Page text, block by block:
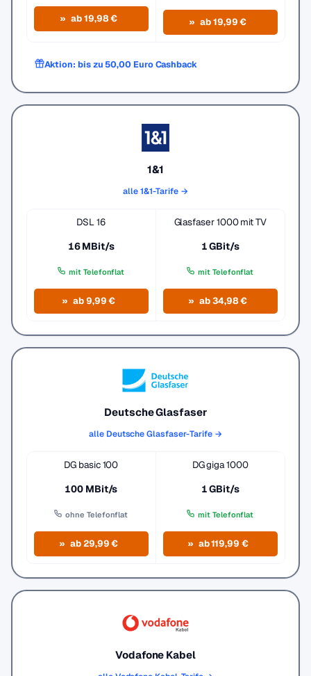
ab 19,98 € ab 19,99 €
Aktion: bis zu 50,00 Euro Cashback
1&1
alle 1&1-Tarife →
DSL 16
16 MBit/s
mit Telefonflat
ab 9,99 €
Glasfaser 1000 mit TV
1 GBit/s
mit Telefonflat
ab 34,98 €
Deutsche Glasfaser
alle Deutsche Glasfaser-Tarife →
DG basic 100
100 MBit/s
ohne Telefonflat
ab 29,99 €
DG giga 1000
1 GBit/s
mit Telefonflat
ab 119,99 €
Vodafone Kabel